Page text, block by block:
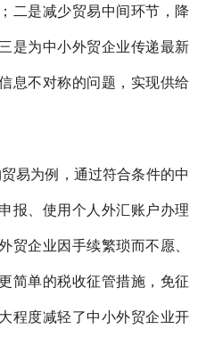
二是减少贸易中间环节，降
是为中小外贸企业传递最新
息不对称的问题，实现供给
易为例，通过符合条件的中
报、使用个人外汇账户办理
贸企业因手续繁琐而不愿、
简单的税收征管措施，免征
程度减轻了中小外贸企业开